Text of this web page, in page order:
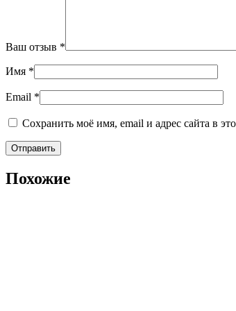
Ваш отзыв *
Имя *
Email *
Сохранить моё имя, email и адрес сайта в
Похожие